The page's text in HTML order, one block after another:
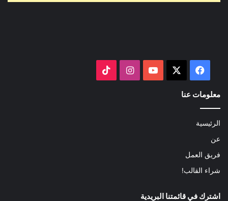
فيسبوك ‫YouTubeانستقرام
معلومات عنا
الرئيسية
عن
فريق العمل
شراء القالب!
اشترك في قائمتنا البريدية